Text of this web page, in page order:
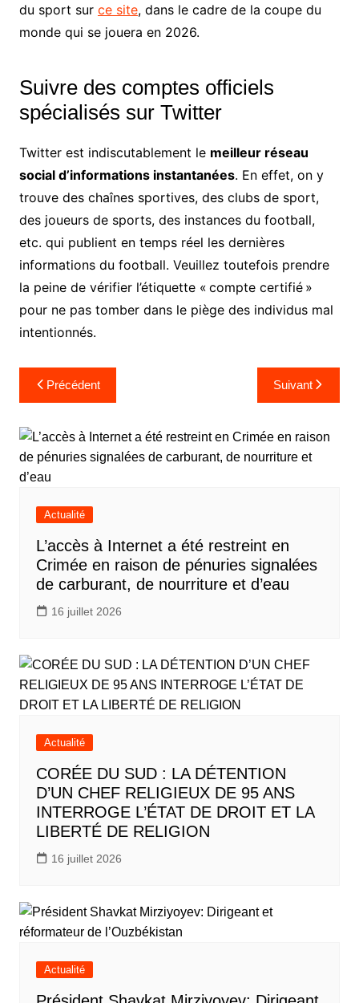
du sport sur ce site, dans le cadre de la coupe du
monde qui se jouera en 2026.
Suivre des comptes officiels
spécialisés sur Twitter
Twitter est indiscutablement le meilleur réseau
social d’informations instantanées. En effet, on y
trouve des chaînes sportives, des clubs de sport,
des joueurs de sports, des instances du football,
etc. qui publient en temps réel les dernières
informations du football. Veuillez toutefois prendre
la peine de vérifier l’étiquette « compte certifié »
pour ne pas tomber dans le piège des individus mal
intentionnés.
Navigation
de
l’article
Précédent Suivant
Actualité
L’accès à Internet a été restreint en
Crimée en raison de pénuries signalées
de carburant, de nourriture et d’eau
16 juillet 2026
Actualité
CORÉE DU SUD : LA DÉTENTION
D’UN CHEF RELIGIEUX DE 95 ANS
INTERROGE L’ÉTAT DE DROIT ET LA
LIBERTÉ DE RELIGION
16 juillet 2026
Actualité